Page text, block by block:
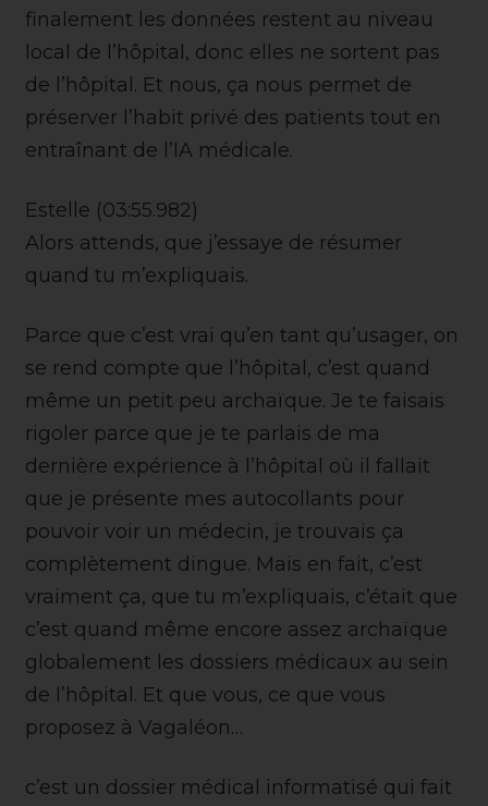
finalement les données restent au niveau
local de l’hôpital, donc elles ne sortent pas
de l’hôpital. Et nous, ça nous permet de
préserver l’habit privé des patients tout en
entraînant de l’IA médicale.
Estelle (03:55.982)
Alors attends, que j’essaye de résumer
quand tu m’expliquais.
Parce que c’est vrai qu’en tant qu’usager, on
se rend compte que l’hôpital, c’est quand
même un petit peu archaïque. Je te faisais
rigoler parce que je te parlais de ma
dernière expérience à l’hôpital où il fallait
que je présente mes autocollants pour
pouvoir voir un médecin, je trouvais ça
complètement dingue. Mais en fait, c’est
vraiment ça, que tu m’expliquais, c’était que
c’est quand même encore assez archaïque
globalement les dossiers médicaux au sein
de l’hôpital. Et que vous, ce que vous
proposez à Vagaléon…
c’est un dossier médical informatisé qui fait